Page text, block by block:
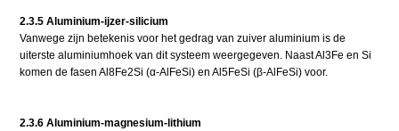
2.3.5 Aluminium-ijzer-silicium
Vanwege zijn betekenis voor het gedrag van zuiver aluminium is de
uiterste aluminiumhoek van dit systeem weergegeven. Naast Al3Fe en Si
komen de fasen Al8Fe2Si (α-AlFeSi) en Al5FeSi (β-AlFeSi) voor.
2.3.6 Aluminium-magnesium-lithium